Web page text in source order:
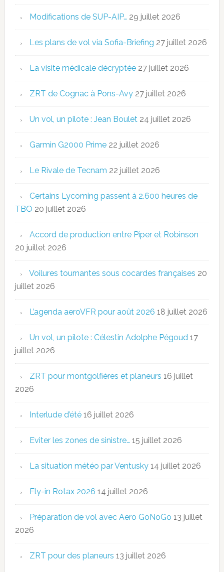
Modifications de SUP-AIP… 29 juillet 2026
Les plans de vol via Sofia-Briefing 27 juillet 2026
La visite médicale décryptée 27 juillet 2026
ZRT de Cognac à Pons-Avy 27 juillet 2026
Un vol, un pilote : Jean Boulet 24 juillet 2026
Garmin G2000 Prime 22 juillet 2026
Le Rivale de Tecnam 22 juillet 2026
Certains Lycoming passent à 2.600 heures de
TBO 20 juillet 2026
Accord de production entre Piper et Robinson
20 juillet 2026
Voilures tournantes sous cocardes françaises 20
juillet 2026
L’agenda aeroVFR pour août 2026 18 juillet 2026
Un vol, un pilote : Célestin Adolphe Pégoud 17
juillet 2026
ZRT pour montgolfières et planeurs 16 juillet
2026
Interlude d’été 16 juillet 2026
Eviter les zones de sinistre… 15 juillet 2026
La situation météo par Ventusky 14 juillet 2026
Fly-in Rotax 2026 14 juillet 2026
Préparation de vol avec Aero GoNoGo 13 juillet
2026
ZRT pour des planeurs 13 juillet 2026